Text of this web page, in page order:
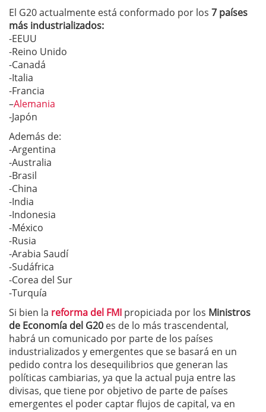
El G20 actualmente está conformado por los 7 países
más industrializados:
-EEUU
-Reino Unido
-Canadá
-Italia
-Francia
–Alemania
-Japón
Además de:
-Argentina
-Australia
-Brasil
-China
-India
-Indonesia
-México
-Rusia
-Arabia Saudí
-Sudáfrica
-Corea del Sur
-Turquía
Si bien la reforma del FMI propiciada por los Ministros
de Economía del G20 es de lo más trascendental,
habrá un comunicado por parte de los países
industrializados y emergentes que se basará en un
pedido contra los desequilibrios que generan las
políticas cambiarias, ya que la actual puja entre las
divisas, que tiene por objetivo de parte de países
emergentes el poder captar flujos de capital, va en